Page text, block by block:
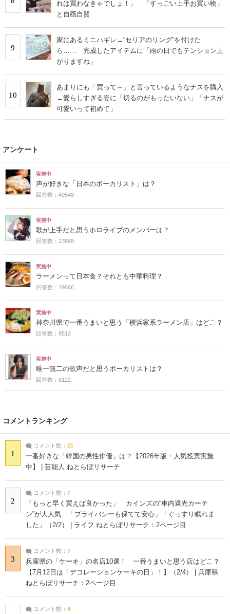
れは買わなきゃでしょ！」 「すっごい上手お買い物」
と自画自賛
9
家にあるミニハギレ→“セリアのリング”を付けた
ら…… 完成したアイテムに「雨の日でもテンション上
がりますね」
10
あまりにも「買って～」と言っているようなナスを購入
→愛らしすぎる姿に「切るのがもったいない」「ナスが
可愛いって初めて」
アンケート
実施中
声が好きな「日本のボーカリスト」は？
回答数：49548
実施中
歌が上手だと思うホロライブのメンバーは？
回答数：23888
実施中
ラーメンって日本食？それとも中華料理？
回答数：19666
実施中
神奈川県で一番うまいと思う「横浜家系ラーメン店」はどこ？
回答数：8512
実施中
唯一無二の歌声だと思うボーカリストは？
回答数：8122
コメントランキング
1
コメント数： 21
一番好きな「韓国の男性俳優」は？【2026年版・人気投票実施
中】 | 芸能人 ねとらぼリサーチ
2
コメント数： 7
「もっと早く買えば良かった」 カインズの“車内遮光カーテ
ン”が大人気 「プライバシーも保てて安心」「ぐっすり眠れま
した」（2/2） | ライフ ねとらぼリサーチ：2ページ目
3
コメント数： 7
兵庫県の「ケーキ」の名店10選！ 一番うまいと思う店はどこ？
【7月12日は「デコレーションケーキの日」！】（2/4） | 兵庫県
ねとらぼリサーチ：2ページ目
コメント数： 4